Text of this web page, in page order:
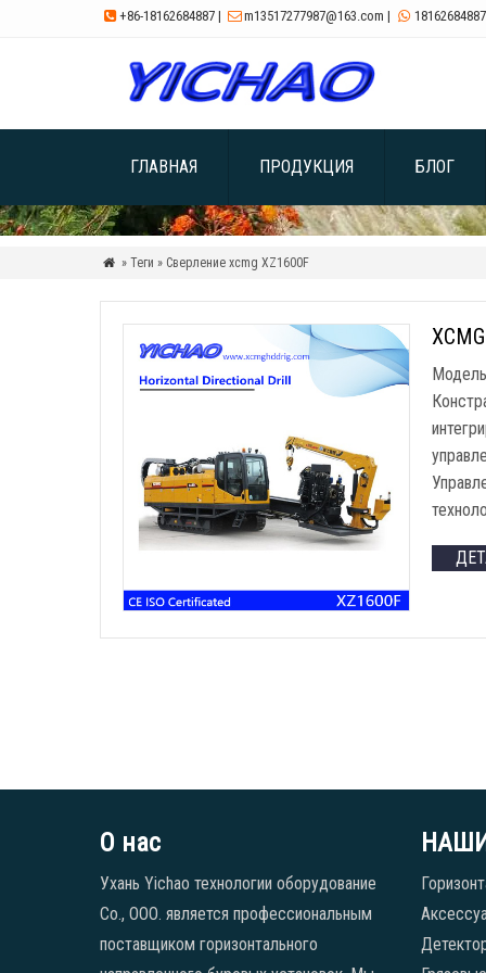
 +86-18162684887 | m13517277987@163.com |  18162684887
ГЛАВНАЯ ПРОДУКЦИЯ БЛОГ
 » Теги » Сверление xcmg XZ1600F
О нас
Ухань Yichao технологии оборудование
Co., ООО. является профессиональным
поставщиком горизонтального